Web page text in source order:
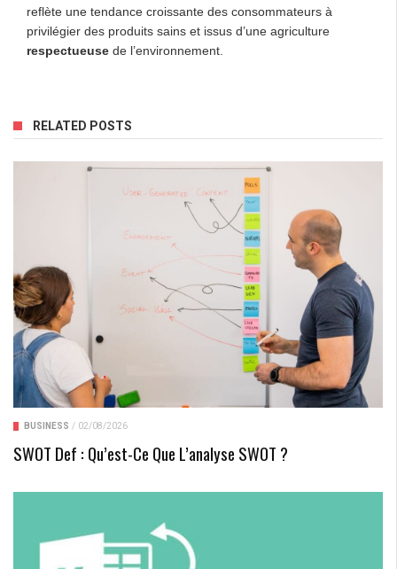
reflète une tendance croissante des consommateurs à
privilégier des produits sains et issus d’une agriculture
respectueuse de l’environnement.
RELATED POSTS
BUSINESS / 02/08/2026
SWOT Def : Qu’est-Ce Que L’analyse SWOT ?